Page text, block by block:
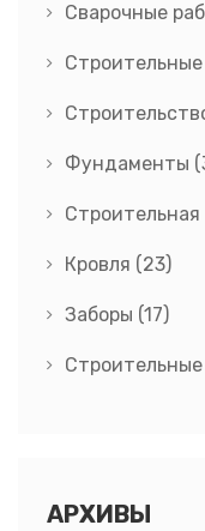
Сварочные
Фундаменты
Строительная
Кровля (23)
Заборы (17)
АРХИВЫ